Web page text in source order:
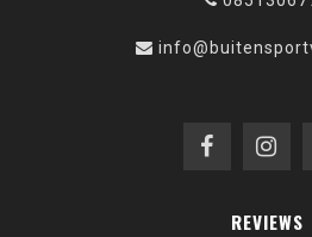
REVIEWS